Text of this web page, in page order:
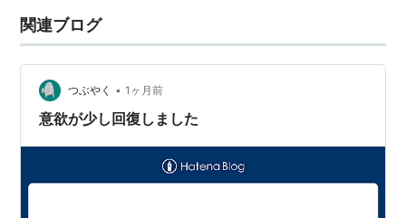
関連ブログ
つぶやく • 1ヶ月前
意欲が少し回復しました